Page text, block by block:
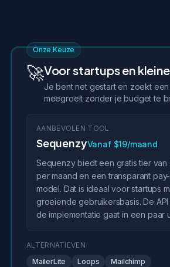
Onze Keuze
🚀Voor startups en
Je bent net gestart en zoekt
meegroeit zonder je budget te
AANBEVOLEN TOOL
SequenzyVanaf $19/maand
Sequenzy biedt een gratis tier van
per maand en een transparant
model. Dat is ideaal voor startups
groeiende gebruikersbasis. De
de implementatie gaat in een paar
ALTERNATIEVEN
MailerLite
Loops Mailchimp